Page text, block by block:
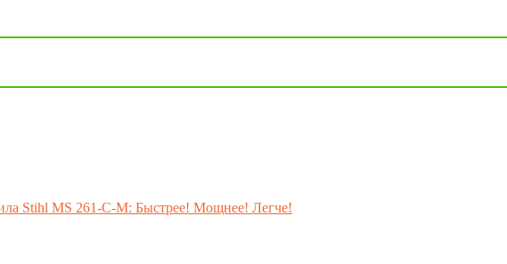
Stihl MS 261-C-M: Быстрее! Мощнее! Легче!